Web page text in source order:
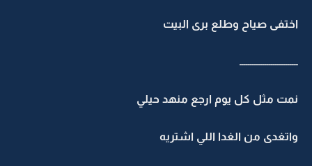
اختفى صياح وطلع برى البيت
ــــــــــــــــــــــــــــ
نمت مثل كل يوم ارجع منهد حيلي
واتغدى من الغدا اللي اشتريه